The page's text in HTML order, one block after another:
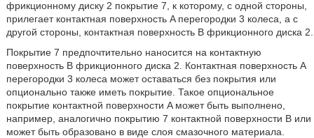
фрикционному диску 2 покрытие 7, к которому, с одной стороны,
прилегает контактная поверхность A перегородки 3 колеса, а с
другой стороны, контактная поверхность B фрикционного диска 2.
Покрытие 7 предпочтительно наносится на контактную
поверхность B фрикционного диска 2. Контактная поверхность A
перегородки 3 колеса может оставаться без покрытия или
опционально также иметь покрытие. Такое опциональное
покрытие контактной поверхности A может быть выполнено,
например, аналогично покрытию 7 контактной поверхности B или
может быть образовано в виде слоя смазочного материала.